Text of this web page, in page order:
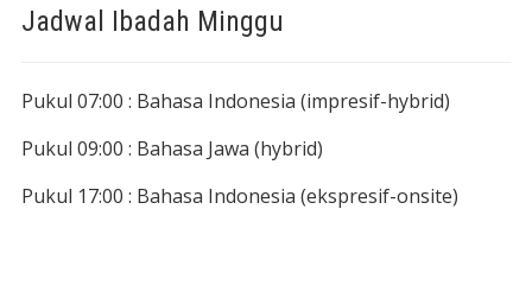
Jadwal Ibadah Minggu
Pukul 07:00 : Bahasa Indonesia (impresif-hybrid)
Pukul 09:00 : Bahasa Jawa (hybrid)
Pukul 17:00 : Bahasa Indonesia (ekspresif-onsite)